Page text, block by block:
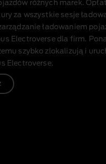
różnych marek.
za wszystkie sesje
ładowaniem
Electroverse dla firm.
szybko zlokalizują i
Electroverse.